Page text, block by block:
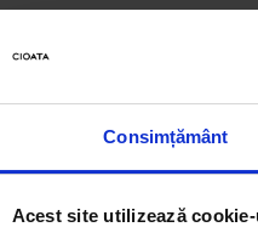
Consimțământ
Acest site utilizează
NU